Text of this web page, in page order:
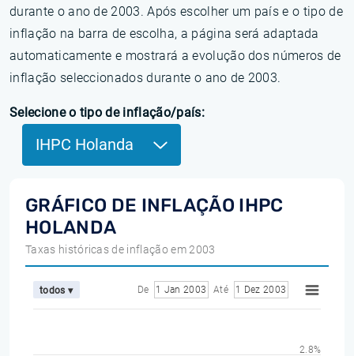
durante o ano de 2003. Após escolher um país e o tipo de
inflação na barra de escolha, a página será adaptada
automaticamente e mostrará a evolução dos números de
inflação seleccionados durante o ano de 2003.
Selecione o tipo de inflação/país:
IHPC Holanda
GRÁFICO DE INFLAÇÃO IHPC
HOLANDA
Taxas históricas de inflação em 2003
todos ▾ De 1 Jan 2003 Até 1 Dez 2003
2.8%